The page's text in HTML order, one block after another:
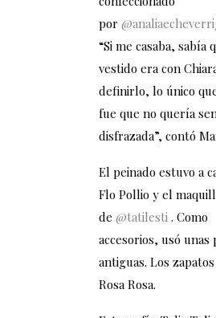
por
“Si me casaba, sabía
vestido era con
definirlo, lo único
fue que no quería
disfrazada”, contó
El peinado estuvo a
Flo Pollio y el
de @tatilesti. Como
accesorios, usó unas
antiguas. Los
Rosa Rosa.